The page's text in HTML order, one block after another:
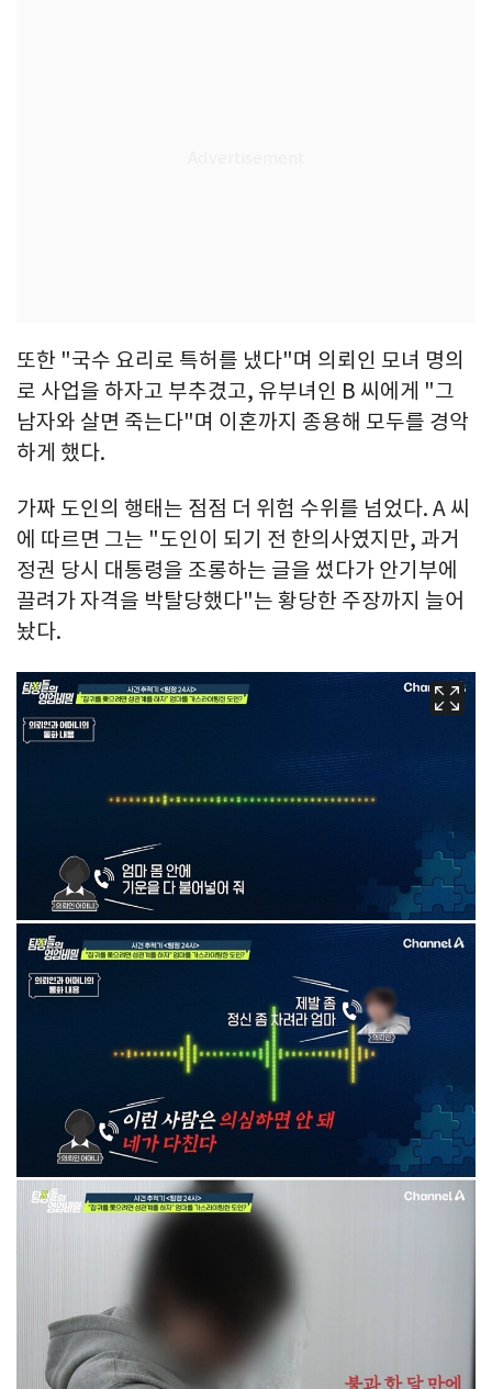
또한 "국수 요리로 특허를 냈다"며 의뢰인 모녀 명의
로 사업을 하자고 부추겼고, 유부녀인 B 씨에게 "그
남자와 살면 죽는다"며 이혼까지 종용해 모두를 경악
하게 했다.
가짜 도인의 행태는 점점 더 위험 수위를 넘었다. A 씨
에 따르면 그는 "도인이 되기 전 한의사였지만, 과거
정권 당시 대통령을 조롱하는 글을 썼다가 안기부에
끌려가 자격을 박탈당했다"는 황당한 주장까지 늘어
놨다.